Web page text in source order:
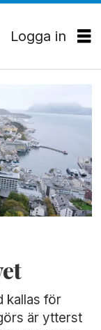
Logga in
kallas för
är ytterst